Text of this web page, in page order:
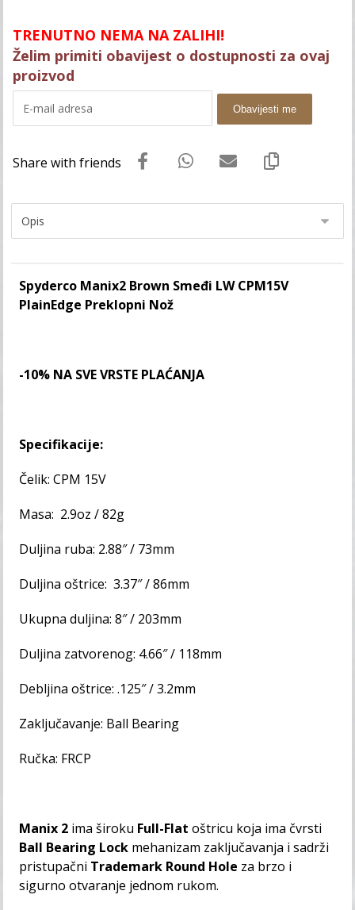
TRENUTNO NEMA NA ZALIHI!
Želim primiti obavijest o dostupnosti za ovaj
proizvod
Obavijesti me
Spyderco Manix2 Brown Smeđi LW CPM15V
PlainEdge Preklopni Nož
-10% NA SVE VRSTE PLAĆANJA
Specifikacije:
Čelik: CPM 15V
Masa: 2.9oz / 82g
Duljina ruba: 2.88″ / 73mm
Duljina oštrice: 3.37″ / 86mm
Ukupna duljina: 8″ / 203mm
Duljina zatvorenog: 4.66″ / 118mm
Debljina oštrice: .125″ / 3.2mm
Zaključavanje: Ball Bearing
Ručka: FRCP
Manix 2 ima široku Full-Flat oštricu koja ima čvrsti
Ball Bearing Lock mehanizam zaključavanja i sadrži
pristupačni Trademark Round Hole za brzo i
sigurno otvaranje jednom rukom.